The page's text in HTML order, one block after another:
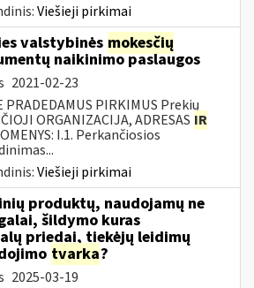
Viešieji pirkimai
valstybinės mokesčių
naikinimo paslaugos
2021-02-23
PRADEDAMUS PIRKIMUS Prekių
ORGANIZACIJA, ADRESAS IR
I.1. Perkančiosios
Viešieji pirkimai
produktų, naudojamų ne
šildymo kuras
priedai, tiekėjų leidimų
tvarka?
2025-03-19